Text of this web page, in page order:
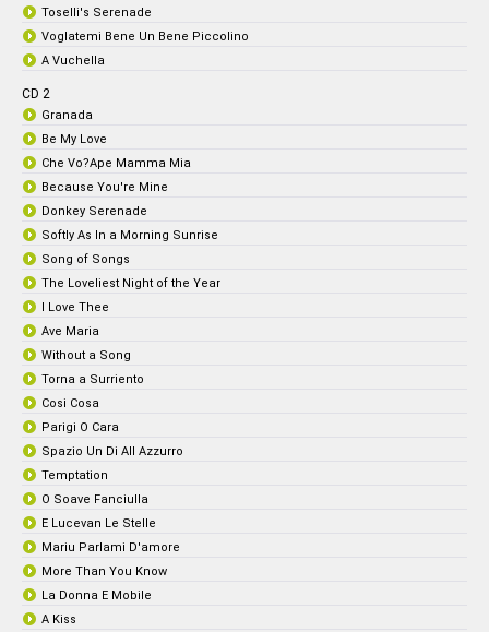
Toselli's Serenade
Voglatemi Bene Un Bene Piccolino
A Vuchella
CD 2
Granada
Be My Love
Che Vo?Ape Mamma Mia
Because You're Mine
Donkey Serenade
Softly As In a Morning Sunrise
Song of Songs
The Loveliest Night of the Year
I Love Thee
Ave Maria
Without a Song
Torna a Surriento
Cosi Cosa
Parigi O Cara
Spazio Un Di All Azzurro
Temptation
O Soave Fanciulla
E Lucevan Le Stelle
Mariu Parlami D'amore
More Than You Know
La Donna E Mobile
A Kiss